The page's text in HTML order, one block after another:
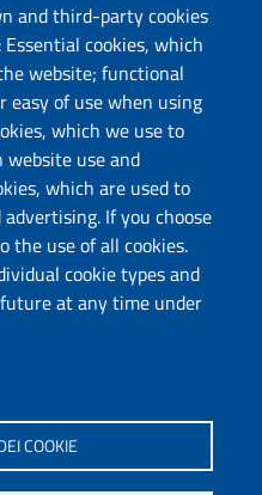
and third-party cookies
cookies, which
website; functional
easy of use when using
which we use to
website use and
which are used to
If you choose
the use of all cookies.
cookie types and
at any time under
COOKIE
dell’Uomo e
Sassari